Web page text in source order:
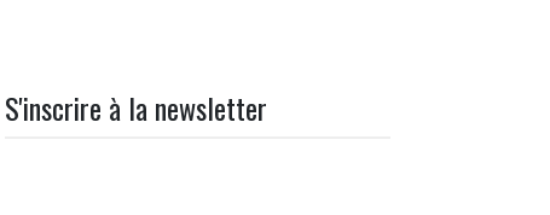
S'inscrire à la newsletter